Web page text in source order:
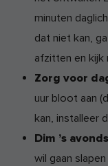
minuten
dat niet kan,
afzitten en kijk
Zorg voor
uur bloot aan
kan, installeer
Dim ’s
wil gaan